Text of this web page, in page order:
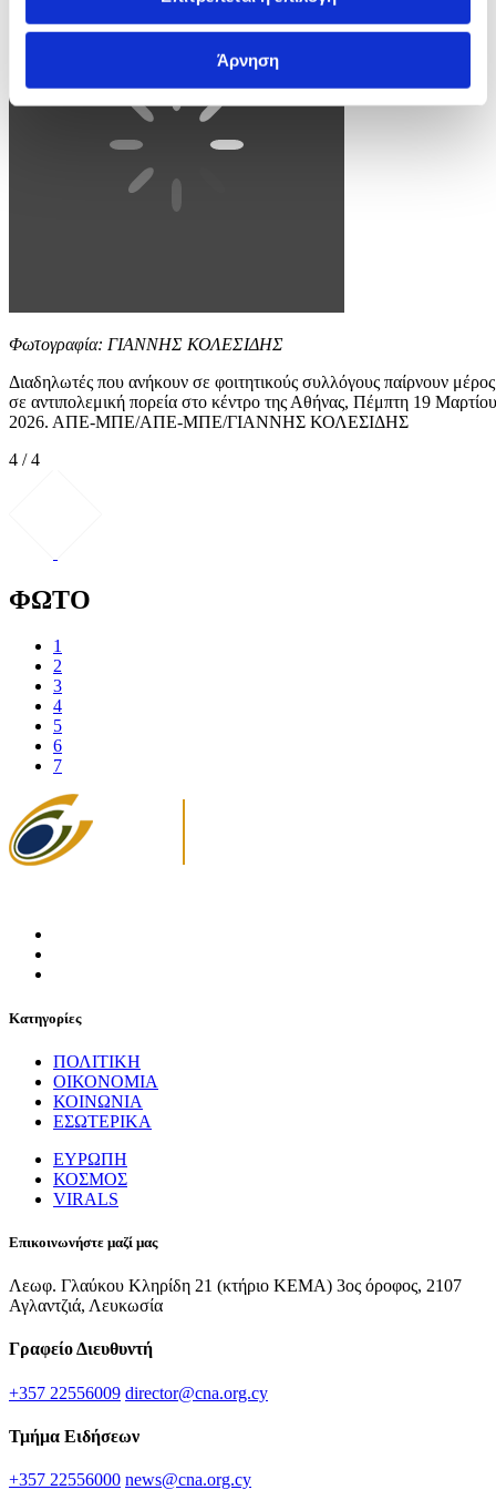
Άρνηση
Φωτογραφία: ΓΙΑΝΝΗΣ ΚΟΛΕΣΙΔΗΣ
Διαδηλωτές που ανήκουν σε φοιτητικούς συλλόγους παίρνουν μέρος
σε αντιπολεμική πορεία στο κέντρο της Αθήνας, Πέμπτη 19 Μαρτίου
2026. ΑΠΕ-ΜΠΕ/ΑΠΕ-ΜΠΕ/ΓΙΑΝΝΗΣ ΚΟΛΕΣΙΔΗΣ
4 / 4
ΦΩΤΟ
1
2
3
4
5
6
7
Κατηγορίες
ΠΟΛΙΤΙΚΗ
ΟΙΚΟΝΟΜΙΑ
ΚΟΙΝΩΝΙΑ
ΕΣΩΤΕΡΙΚΑ
ΕΥΡΩΠΗ
ΚΟΣΜΟΣ
VIRALS
Επικοινωνήστε μαζί μας
Λεωφ. Γλαύκου Κληρίδη 21 (κτήριο ΚΕΜΑ) 3ος όροφος, 2107
Αγλαντζιά, Λευκωσία
Γραφείο Διευθυντή
+357 22556009 director@cna.org.cy
Τμήμα Ειδήσεων
+357 22556000 news@cna.org.cy